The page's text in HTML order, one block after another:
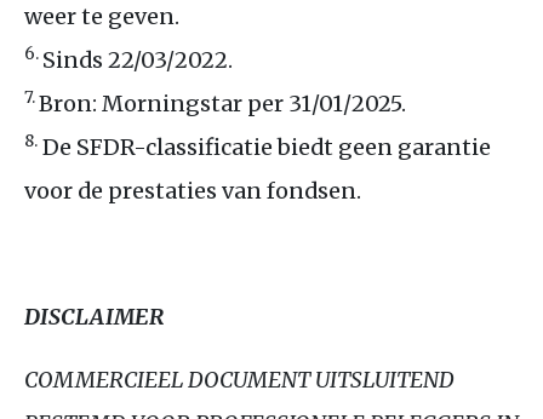
weer te geven.
6. Sinds 22/03/2022.
7.Bron: Morningstar per 31/01/2025.
8. De SFDR-classificatie biedt geen garantie
voor de prestaties van fondsen.
DISCLAIMER
COMMERCIEEL DOCUMENT UITSLUITEND